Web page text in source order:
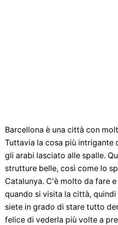
Barcellona è una città con
Tuttavia la cosa più intrigante
gli arabi lasciato alle spalle.
strutture belle, così come lo
Catalunya. C'è molto da fare
quando si visita la città,
siete in grado di stare tutto
felice di vederla più volte a